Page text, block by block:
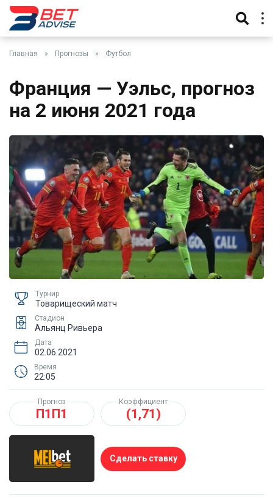
Главная » Прогнозы » Футбол
Франция — Уэльс, прогноз
на 2 июня 2021 года
Турнир
Товарищеский матч
Стадион
Альянц Ривьера
Дата
02.06.2021
Время
22:05
Прогноз
П1П1
Коэффициент
(1,71)
Сделать ставку